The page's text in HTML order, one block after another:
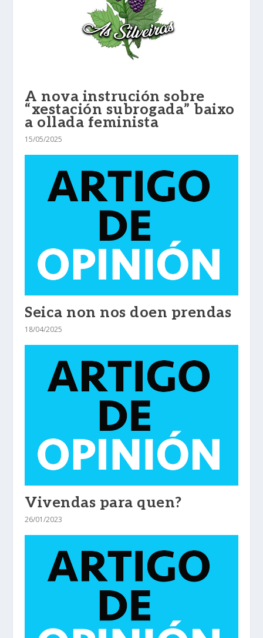
A nova instrución sobre
“xestación subrogada” baixo
a ollada feminista
15/05/2025
Seica non nos doen prendas
18/04/2025
Vivendas para quen?
26/01/2023